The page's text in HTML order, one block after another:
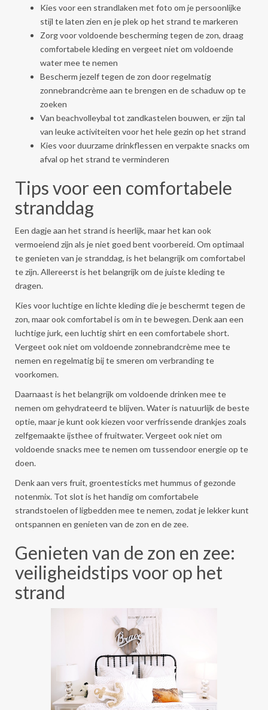
Kies voor een strandlaken met foto om je persoonlijke
stijl te laten zien en je plek op het strand te markeren
Zorg voor voldoende bescherming tegen de zon, draag
comfortabele kleding en vergeet niet om voldoende
water mee te nemen
Bescherm jezelf tegen de zon door regelmatig
zonnebrandcrème aan te brengen en de schaduw op te
zoeken
Van beachvolleybal tot zandkastelen bouwen, er zijn tal
van leuke activiteiten voor het hele gezin op het strand
Kies voor duurzame drinkflessen en verpakte snacks om
afval op het strand te verminderen
Tips voor een comfortabele
stranddag
Een dagje aan het strand is heerlijk, maar het kan ook
vermoeiend zijn als je niet goed bent voorbereid. Om optimaal
te genieten van je stranddag, is het belangrijk om comfortabel
te zijn. Allereerst is het belangrijk om de juiste kleding te
dragen.
Kies voor luchtige en lichte kleding die je beschermt tegen de
zon, maar ook comfortabel is om in te bewegen. Denk aan een
luchtige jurk, een luchtig shirt en een comfortabele short.
Vergeet ook niet om voldoende zonnebrandcrème mee te
nemen en regelmatig bij te smeren om verbranding te
voorkomen.
Daarnaast is het belangrijk om voldoende drinken mee te
nemen om gehydrateerd te blijven. Water is natuurlijk de beste
optie, maar je kunt ook kiezen voor verfrissende drankjes zoals
zelfgemaakte ijsthee of fruitwater. Vergeet ook niet om
voldoende snacks mee te nemen om tussendoor energie op te
doen.
Denk aan vers fruit, groentesticks met hummus of gezonde
notenmix. Tot slot is het handig om comfortabele
strandstoelen of ligbedden mee te nemen, zodat je lekker kunt
ontspannen en genieten van de zon en de zee.
Genieten van de zon en zee:
veiligheidstips voor op het
strand